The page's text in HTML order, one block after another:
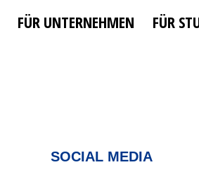
FÜR UNTERNEHMEN FÜR
SOCIAL MEDIA